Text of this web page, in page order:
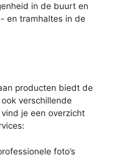
in de buurt en
en tramhaltes in de
producten biedt de
verschillende
je een overzicht
foto’s